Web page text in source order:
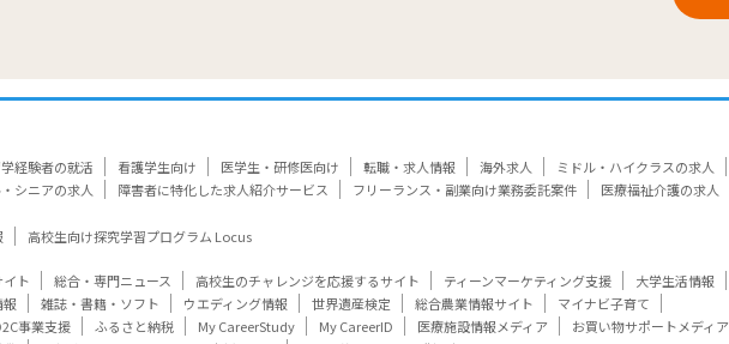
経験者の就活 看護学生向け 医学生・研修医向け 転職・求人情報 海外求人 ミドル・ハイクラスの求人
シニアの求人 障害者に特化した求人紹介サービス フリーランス・副業向け業務委託案件 医療福祉介護の求人
高校生向け探究学習プログラム Locus
ト 総合・専門ニュース 高校生のチャレンジを応援するサイト ティーンマーケティング支援
大学生活情報
雑誌・書籍・ソフト ウエディング情報 世界遺産検定 総合農業情報サイト
マイナビ子育て
事業支援
ふるさと納税 My CareerStudy My CareerID 医療施設情報メディア
お買い物サポートメディア